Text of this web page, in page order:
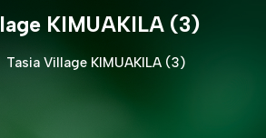
KIMUAKILA (3)
Tasia Village KIMUAKILA (3)